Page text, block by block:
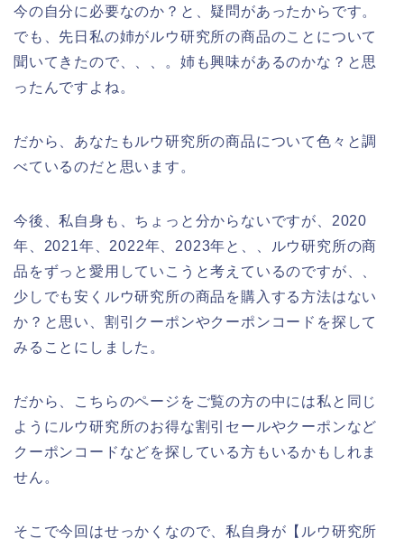
今の自分に必要なのか？と、疑問があったからです。
でも、先日私の姉がルウ研究所の商品のことについて
聞いてきたので、、、。姉も興味があるのかな？と思
ったんですよね。
だから、あなたもルウ研究所の商品について色々と調
べているのだと思います。
今後、私自身も、ちょっと分からないですが、2020
年、2021年、2022年、2023年と、、ルウ研究所の商
品をずっと愛用していこうと考えているのですが、、
少しでも安くルウ研究所の商品を購入する方法はない
か？と思い、割引クーポンやクーポンコードを探して
みることにしました。
だから、こちらのページをご覧の方の中には私と同じ
ようにルウ研究所のお得な割引セールやクーポンなど
クーポンコードなどを探している方もいるかもしれま
せん。
そこで今回はせっかくなので、私自身が【ルウ研究所